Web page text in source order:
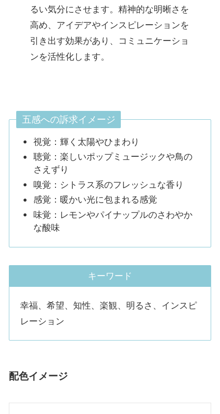
るい気分にさせます。精神的な明晰さを
高め、アイデアやインスピレーションを
引き出す効果があり、コミュニケーショ
ンを活性化します。
五感への訴求イメージ
視覚：輝く太陽やひまわり
聴覚：楽しいポップミュージックや鳥の
さえずり
嗅覚：シトラス系のフレッシュな香り
感覚：暖かい光に包まれる感覚
味覚：レモンやパイナップルのさわやか
な酸味
キーワード
幸福、希望、知性、楽観、明るさ、インスピ
レーション
配色イメージ